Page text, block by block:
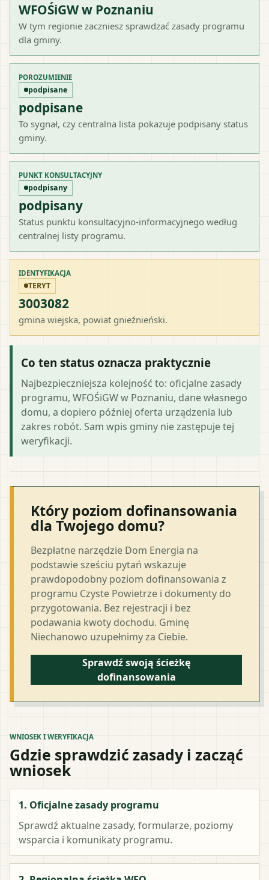
WFOŚiGW w Poznaniu
W tym regionie zaczniesz sprawdzać zasady programu
dla gminy.
POROZUMIENIE
podpisane
podpisane
To sygnał, czy centralna lista pokazuje podpisany status
gminy.
PUNKT KONSULTACYJNY
podpisany
podpisany
Status punktu konsultacyjno-informacyjnego według
centralnej listy programu.
IDENTYFIKACJA
TERYT
3003082
gmina wiejska, powiat gnieźnieński.
Co ten status oznacza praktycznie
Najbezpieczniejsza kolejność to: oficjalne zasady
programu, WFOŚiGW w Poznaniu, dane własnego
domu, a dopiero później oferta urządzenia lub
zakres robót. Sam wpis gminy nie zastępuje tej
weryfikacji.
Który poziom dofinansowania
dla Twojego domu?
Bezpłatne narzędzie Dom Energia na
podstawie sześciu pytań wskazuje
prawdopodobny poziom dofinansowania z
programu Czyste Powietrze i dokumenty do
przygotowania. Bez rejestracji i bez
podawania kwoty dochodu. Gminę
Niechanowo uzupełnimy za Ciebie.
Sprawdź swoją ścieżkę
dofinansowania
WNIOSEK I WERYFIKACJA
Gdzie sprawdzić zasady i zacząć
wniosek
1. Oficjalne zasady programu
Sprawdź aktualne zasady, formularze, poziomy
wsparcia i komunikaty programu.